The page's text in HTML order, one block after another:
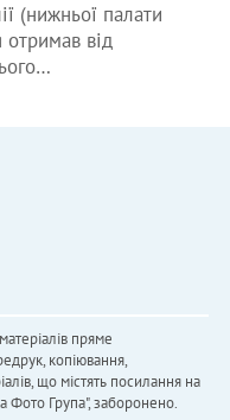
(нижньої палати
отримав від
пряме
копіювання,
що містять посилання на
Фото Група", заборонено.